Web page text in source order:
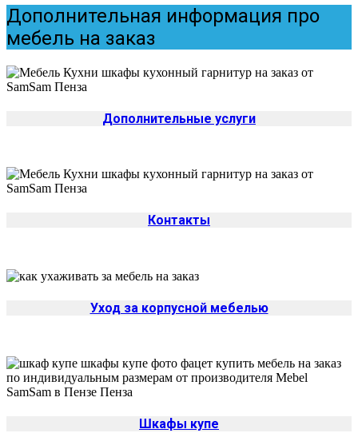
Дополнительная информация про
мебель на заказ
Дополнительные услуги
Контакты
Уход за корпусной мебелью
Шкафы купе